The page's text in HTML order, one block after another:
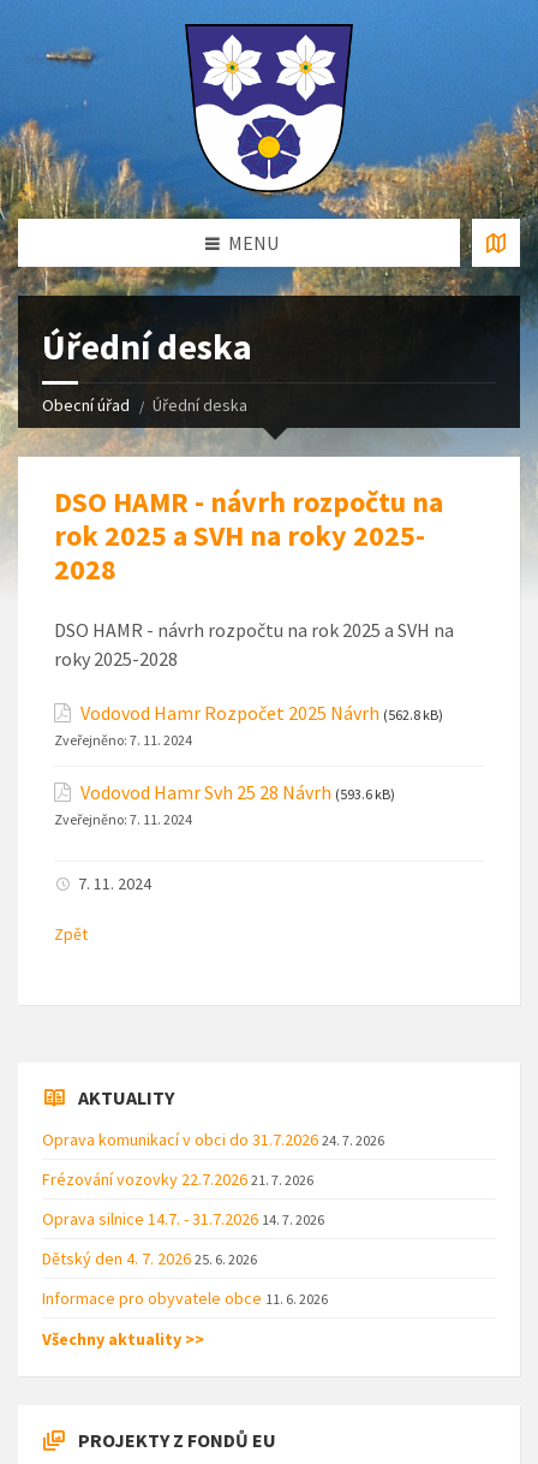
MENU
Úřední deska
Obecní úřad Úřední deska
DSO HAMR - návrh rozpočtu na
rok 2025 a SVH na roky 2025-
2028
DSO HAMR - návrh rozpočtu na rok 2025 a SVH na
roky 2025-2028
Vodovod Hamr Rozpočet 2025 Návrh (562.8 kB)
Zveřejněno: 7. 11. 2024
Vodovod Hamr Svh 25 28 Návrh (593.6 kB)
Zveřejněno: 7. 11. 2024
7. 11. 2024
Zpět
AKTUALITY
Oprava komunikací v obci do 31.7.2026 24. 7. 2026
Frézování vozovky 22.7.2026 21. 7. 2026
Oprava silnice 14.7. - 31.7.2026 14. 7. 2026
Dětský den 4. 7. 2026 25. 6. 2026
Informace pro obyvatele obce 11. 6. 2026
Všechny aktuality >>
PROJEKTY Z FONDŮ EU